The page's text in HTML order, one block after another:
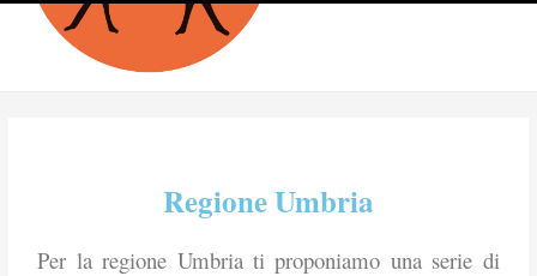
Regione Umbria
Per la regione Umbria ti proponiamo una serie di